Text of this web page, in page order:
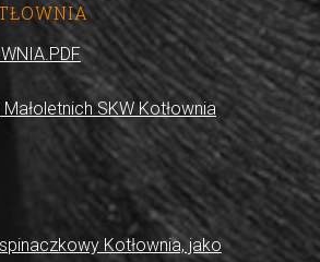
SKW Kotłownia
Kotłownia, jako